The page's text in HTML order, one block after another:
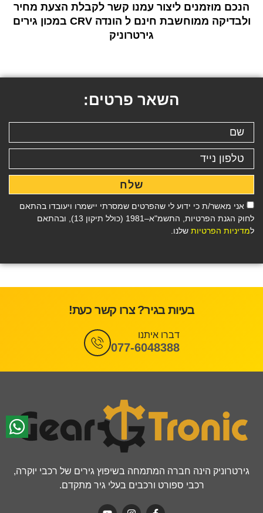
הנכם מוזמנים ליצור עמנו קשר לקבלת הצעת מחיר
ולבדיקה ממוחשבת חינם ל הונדה CRV במכון גירים
גירטרוניק
השאר פרטים:
אני מאשר/ת כי ידוע לי שהפרטים שמסרתי יישמרו ויעובדו בהתאם
לחוק הגנת הפרטיות, התשמ"א–1981 (כולל תיקון 13), ובהתאם
למדיניות הפרטיות שלנו.
שלח
בעיות בגיר? צרו קשר כעת!
דברו איתנו
077-6048388
גירטרוניק הינה חברה המתמחה בשיפוץ גירים של רכבי יוקרה,
רכבי ספורט ורכבים בעלי גיר מתקדם.